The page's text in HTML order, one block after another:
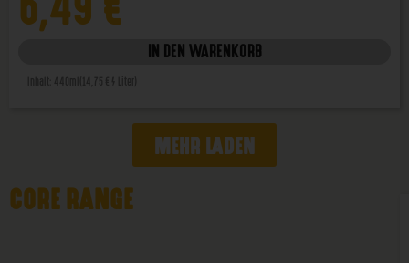
IN DEN WARENKORB
MEHR LADEN
CORE RANGE